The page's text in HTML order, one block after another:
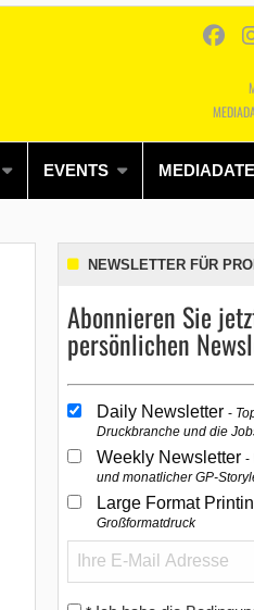
EVENTS Alles Shop
NEWSLETTER FÜR
Abonnieren Sie
persönlichen
Daily Newsletter
Druckbranche und die
Weekly Newsletter
und monatlicher GP-
Large Format
Großformatdruck